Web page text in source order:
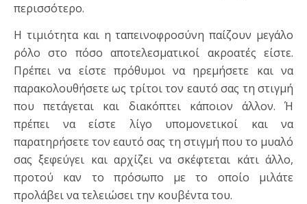
περισσότερο.
Η τιμιότητα και η ταπεινοφροσύνη παίζουν μεγάλο
ρόλο στο πόσο αποτελεσματικοί ακροατές είστε.
Πρέπει να είστε πρόθυμοι να ηρεμήσετε και να
παρακολουθήσετε ως τρίτοι τον εαυτό σας τη στιγμή
που πετάγεται και διακόπτει κάποιον άλλον. Ή
πρέπει να είστε λίγο υπομονετικοί και να
παρατηρήσετε τον εαυτό σας τη στιγμή που το μυαλό
σας ξεφεύγει και αρχίζει να σκέφτεται κάτι άλλο,
προτού καν το πρόσωπο με το οποίο μιλάτε
προλάβει να τελειώσει την κουβέντα του.